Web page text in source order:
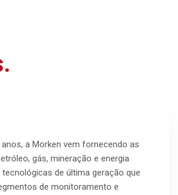
a Morken vem fornecendo as
gás, mineração e energia
de última geração que
de monitoramento e